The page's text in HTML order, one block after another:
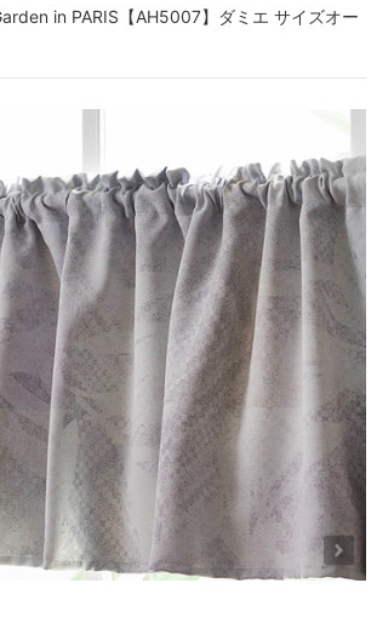
in PARIS【AH5007】ダミエ サイズオー